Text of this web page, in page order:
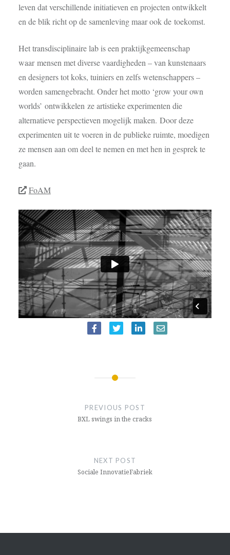
leven dat verschillende initiatieven en projecten ontwikkelt
en de blik richt op de samenleving maar ook de toekomst.
Het transdisciplinaire lab is een praktijkgemeenschap
waar mensen met diverse vaardigheden – van kunstenaars
en designers tot koks, tuiniers en zelfs wetenschappers –
worden samengebracht. Onder het motto ‘grow your own
worlds’ ontwikkelen ze artistieke experimenten die
alternatieve perspectieven mogelijk maken. Door deze
experimenten uit te voeren in de publieke ruimte, moedigen
ze mensen aan om deel te nemen en met hen in gesprek te
gaan.
FoAM
PREVIOUS POST
BXL swings in the cracks
NEXT POST
Sociale Innovatie­Fabriek